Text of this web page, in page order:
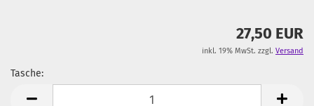
27,50 EUR
inkl. 19% MwSt. zzgl. Versand
Tasche: